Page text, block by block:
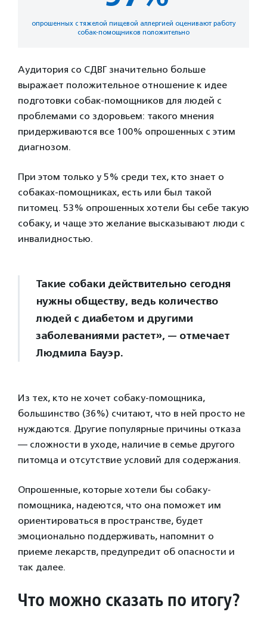
опрошенных с тяжелой пищевой аллергией оценивают работу
собак-помощников положительно
Аудитория со СДВГ значительно больше
выражает положительное отношение к идее
подготовки собак-помощников для людей с
проблемами со здоровьем: такого мнения
придерживаются все 100% опрошенных с этим
диагнозом.
При этом только у 5% среди тех, кто знает о
собаках-помощниках, есть или был такой
питомец. 53% опрошенных хотели бы себе такую
собаку, и чаще это желание высказывают люди с
инвалидностью.
Такие собаки действительно сегодня
нужны обществу, ведь количество
людей с диабетом и другими
заболеваниями растет», — отмечает
Людмила Бауэр.
Из тех, кто не хочет собаку-помощника,
большинство (36%) считают, что в ней просто не
нуждаются. Другие популярные причины отказа
— сложности в уходе, наличие в семье другого
питомца и отсутствие условий для содержания.
Опрошенные, которые хотели бы собаку-
помощника, надеются, что она поможет им
ориентироваться в пространстве, будет
эмоционально поддерживать, напомнит о
приеме лекарств, предупредит об опасности и
так далее.
Что можно сказать по итогу?